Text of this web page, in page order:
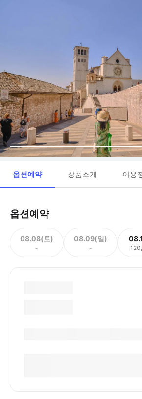
옵션예약 상품소개 이용
옵션예약
08.08(토)
-
08.09(일)
-